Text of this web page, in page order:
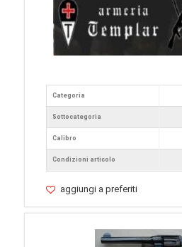
Categoria
Sottocategoria
Calibro
Condizioni articolo
aggiungi a preferiti